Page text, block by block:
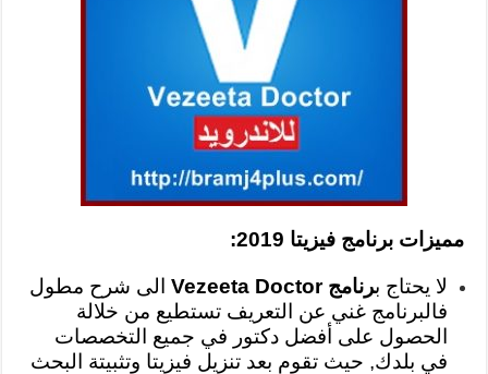
مميزات برنامج فيزيتا 2019:
لا يحتاج برنامج Vezeeta Doctor
الى شرح مطول
فالبرنامج غني عن التعريف تستطيع من خلالة
الحصول على أفضل دكتور في جميع التخصصات
في بلدك, حيث تقوم بعد تنزيل فيزيتا وتثبيتة البحث